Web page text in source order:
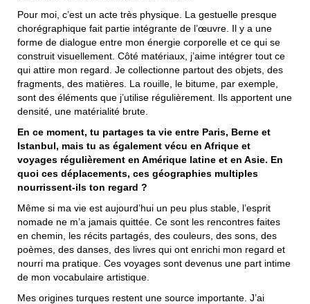
Pour moi, c’est un acte très physique. La gestuelle presque
chorégraphique fait partie intégrante de l’œuvre. Il y a une
forme de dialogue entre mon énergie corporelle et ce qui se
construit visuellement. Côté matériaux, j’aime intégrer tout ce
qui attire mon regard. Je collectionne partout des objets, des
fragments, des matières. La rouille, le bitume, par exemple,
sont des éléments que j’utilise régulièrement. Ils apportent une
densité, une matérialité brute.
En ce moment, tu partages ta vie entre Paris, Berne et
Istanbul, mais tu as également vécu en Afrique et
voyages régulièrement en Amérique latine et en Asie. En
quoi ces déplacements, ces géographies multiples
nourrissent-ils ton regard ?
Même si ma vie est aujourd’hui un peu plus stable, l’esprit
nomade ne m’a jamais quittée. Ce sont les rencontres faites
en chemin, les récits partagés, des couleurs, des sons, des
poèmes, des danses, des livres qui ont enrichi mon regard et
nourri ma pratique. Ces voyages sont devenus une part intime
de mon vocabulaire artistique.
Mes origines turques restent une source importante. J’ai